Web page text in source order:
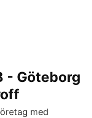
- Göteborg
med